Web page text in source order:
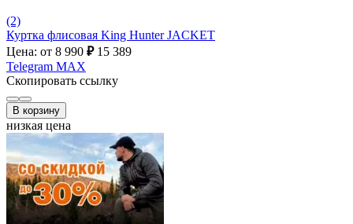
(2)
Куртка флисовая King Hunter JACKET
Цена: от 8 990 ₽ 15 389
Telegram MAX
Скопировать ссылку
В корзину
низкая цена